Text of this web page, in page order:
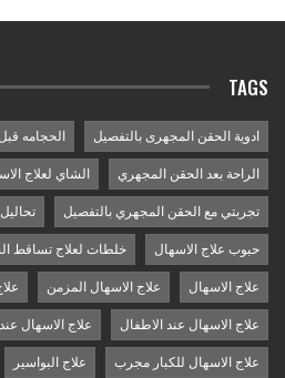
TAGS
ادوية الحقن المجهرى بالتفصيل الحجامه
الراحة بعد الحقن المجهري الشاي لعلاج
تجربتي مع الحقن المجهري بالتفصيل
حبوب علاج الاسهال خلطات لعلاج تساقط
علاج الاسهال علاج الاسهال المزمن
علاج الاسهال عند الاطفال علاج الاسهال
علاج الاسهال للكبار مجرب علاج البواسير